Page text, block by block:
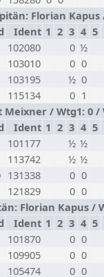
Florian Kapus
Ident 1 2 3 4 5
102080 0 ½
103010 0 0
103195 ½ 0
115134 0 1
Meixner / Wtg1: 0 /
Ident 1 2 3 4 5
101177 ½ ½
113742 ½ ½
131338 0 0
121829 0 0
Florian Kapus /
Ident 1 2 3 4 5
101870 0 0
109905 0 0
105474 0 0